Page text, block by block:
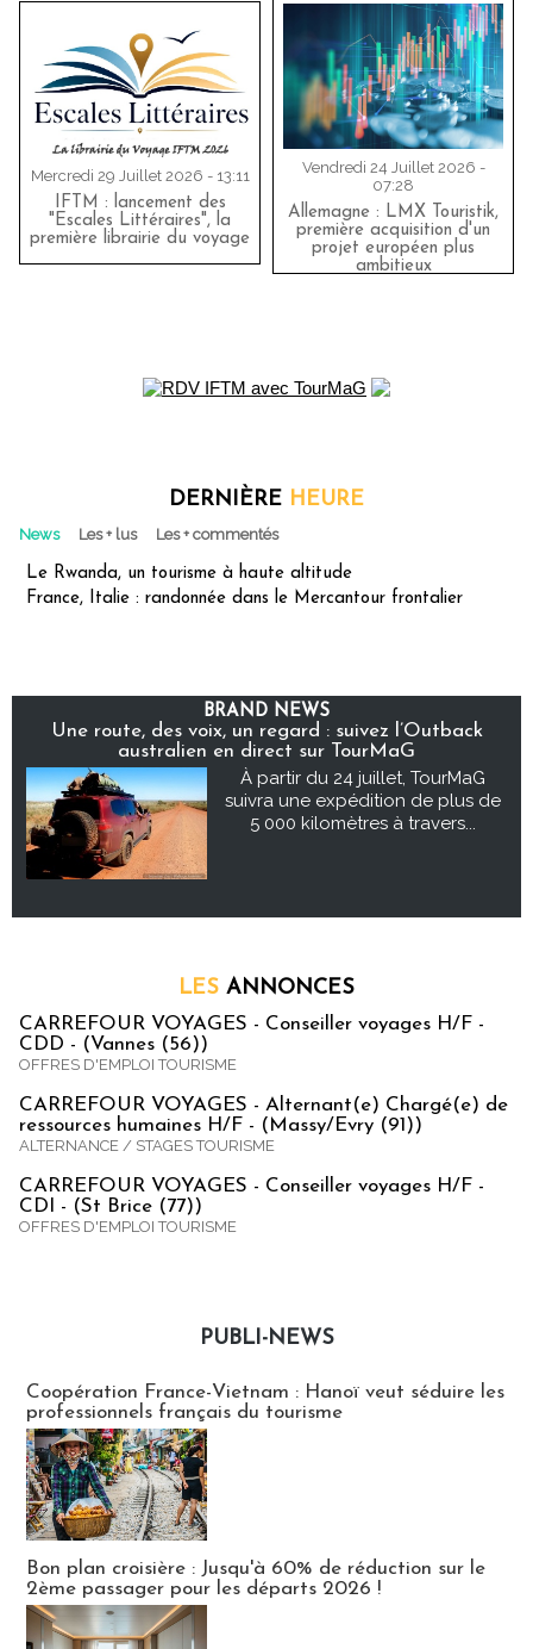
Mercredi 29 Juillet 2026 - 13:11
IFTM : lancement des
"Escales Littéraires", la
première librairie du voyage
Vendredi 24 Juillet 2026 -
07:28
Allemagne : LMX Touristik,
première acquisition d'un
projet européen plus
ambitieux
DERNIÈRE HEURE
News Les + lus Les + commentés
Le Rwanda, un tourisme à haute altitude
France, Italie : randonnée dans le Mercantour frontalier
BRAND NEWS
Une route, des voix, un regard : suivez l’Outback
australien en direct sur TourMaG
À partir du 24 juillet, TourMaG
suivra une expédition de plus de
5 000 kilomètres à travers...
LES ANNONCES
CARREFOUR VOYAGES - Conseiller voyages H/F -
CDD - (Vannes (56))
OFFRES D'EMPLOI TOURISME
CARREFOUR VOYAGES - Alternant(e) Chargé(e) de
ressources humaines H/F - (Massy/Evry (91))
ALTERNANCE / STAGES TOURISME
CARREFOUR VOYAGES - Conseiller voyages H/F -
CDI - (St Brice (77))
OFFRES D'EMPLOI TOURISME
PUBLI-NEWS
Coopération France-Vietnam : Hanoï veut séduire les
professionnels français du tourisme
Bon plan croisière : Jusqu'à 60% de réduction sur le
2ème passager pour les départs 2026 !